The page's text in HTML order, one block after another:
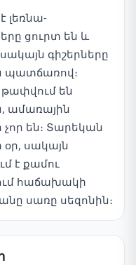
լեռնա-
ցուրտ են և
գիշերները
պատճառով։
թափվում են
ամառային
են։ Տարեկան
օր, սակայն
է քամու
հաճախակի
սառը սեզոնին։